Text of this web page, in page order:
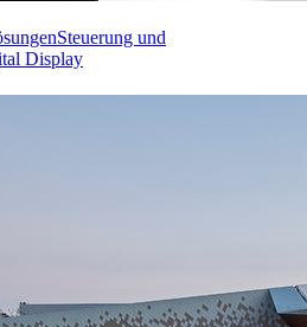
Steuerung und
Display